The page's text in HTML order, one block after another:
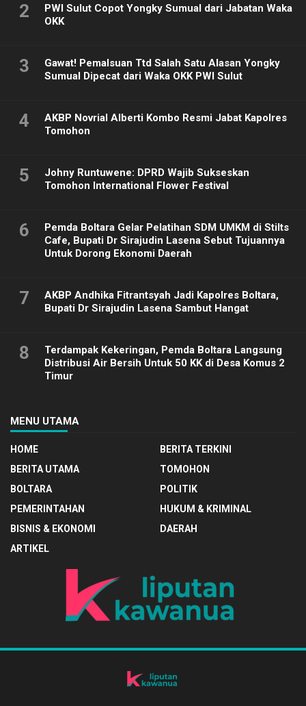
2
PWI Sulut Copot Yongky Sumual dari Jabatan Waka
OKK
3
Gawat! Pemalsuan Ttd Salah Satu Alasan Yongky
Sumual Dipecat dari Waka OKK PWI Sulut
4
AKBP Novrial Alberti Kombo Resmi Jabat Kapolres
Tomohon
5
Johny Runtuwene: DPRD Wajib Sukseskan
Tomohon International Flower Festival
6
Pemda Boltara Gelar Pelatihan SDM UMKM di Stilts
Cafe, Bupati Dr Sirajudin Lasena Sebut Tujuannya
Untuk Dorong Ekonomi Daerah
7
AKBP Andhika Fitrantsyah Jadi Kapolres Boltara,
Bupati Dr Sirajudin Lasena Sambut Hangat
8
Terdampak Kekeringan, Pemda Boltara Langsung
Distribusi Air Bersih Untuk 50 KK di Desa Komus 2
Timur
MENU UTAMA
HOME
BERITA TERKINI
BERITA UTAMA
TOMOHON
BOLTARA
POLITIK
PEMERINTAHAN
HUKUM & KRIMINAL
BISNIS & EKONOMI
DAERAH
ARTIKEL